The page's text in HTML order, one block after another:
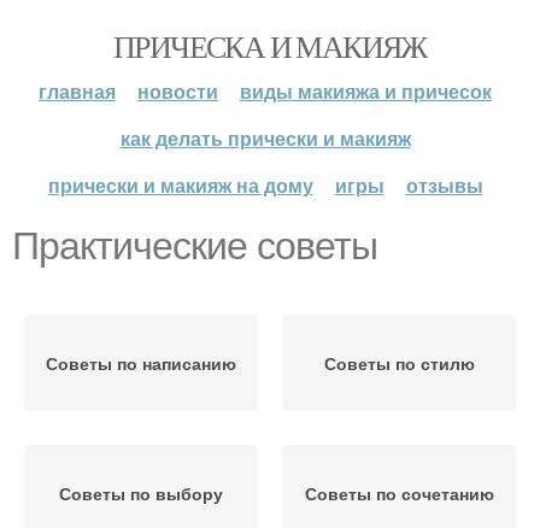
ПРИЧЕСКА И МАКИЯЖ
главная новости
виды макияжа и причесок
как делать прически и макияж
прически и макияж на дому
игры отзывы
Практические советы
Советы по написанию Советы по стилю
Советы по выбору Советы по сочетанию